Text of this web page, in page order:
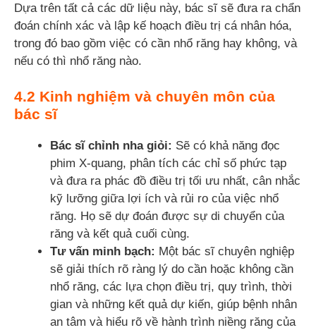
Dựa trên tất cả các dữ liệu này, bác sĩ sẽ đưa ra chẩn
đoán chính xác và lập kế hoạch điều trị cá nhân hóa,
trong đó bao gồm việc có cần nhổ răng hay không, và
nếu có thì nhổ răng nào.
4.2 Kinh nghiệm và chuyên môn của
bác sĩ
Bác sĩ chỉnh nha giỏi: Sẽ có khả năng đọc
phim X-quang, phân tích các chỉ số phức tạp
và đưa ra phác đồ điều trị tối ưu nhất, cân nhắc
kỹ lưỡng giữa lợi ích và rủi ro của việc nhổ
răng. Họ sẽ dự đoán được sự di chuyển của
răng và kết quả cuối cùng.
Tư vấn minh bạch: Một bác sĩ chuyên nghiệp
sẽ giải thích rõ ràng lý do cần hoặc không cần
nhổ răng, các lựa chọn điều trị, quy trình, thời
gian và những kết quả dự kiến, giúp bệnh nhân
an tâm và hiểu rõ về hành trình niềng răng của